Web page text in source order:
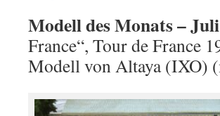
Modell des Monats –
France“, Tour de France
Modell von Altaya (IXO)